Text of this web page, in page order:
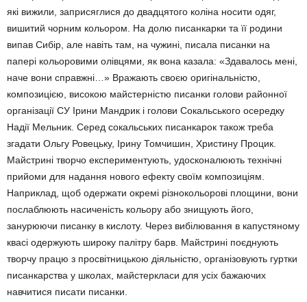
якi вижили, заприсяглися до двадцятого колiна носити одяг,
вишитий чорним кольором. На долю писанкарки та її родини
випав Сибір, але навіть там, на чужині, писала писанки на
папері кольоровими олівцями, як вона казала: «Здавалось мені,
наче вони справжні…» Вражають своєю оригінальністю,
композицією, високою майстерністю писанки голови районної
організації СУ Ірини Мандрик і голови Сокальського осередку
Надії Мельник. Серед сокальських писанкарок також треба
згадати Ольгу Ровецьку, Ірину Томчишин, Христину Процик.
Майстрині творчо експериментують, удосконалюють технічні
прийоми для надання нового ефекту своїм композиціям.
Наприклад, щоб одержати окремі різнокольорові площини, вони
послаблюють насиченість кольору або знищують його,
занурюючи писанку в кислоту. Через вибілювання в капустяному
квасі одержують широку палітру барв. Майстрині поєднують
творчу працю з просвітницькою діяльністю, організовують гуртки
писанкарства у школах, майстеркласи для усіх бажаючих
навчитися писати писанки.